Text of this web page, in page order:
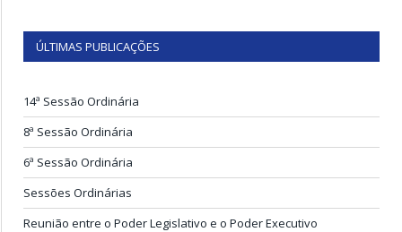
ÚLTIMAS PUBLICAÇÕES
14ª Sessão Ordinária
8ª Sessão Ordinária
6ª Sessão Ordinária
Sessões Ordinárias
Reunião entre o Poder Legislativo e o Poder Executivo